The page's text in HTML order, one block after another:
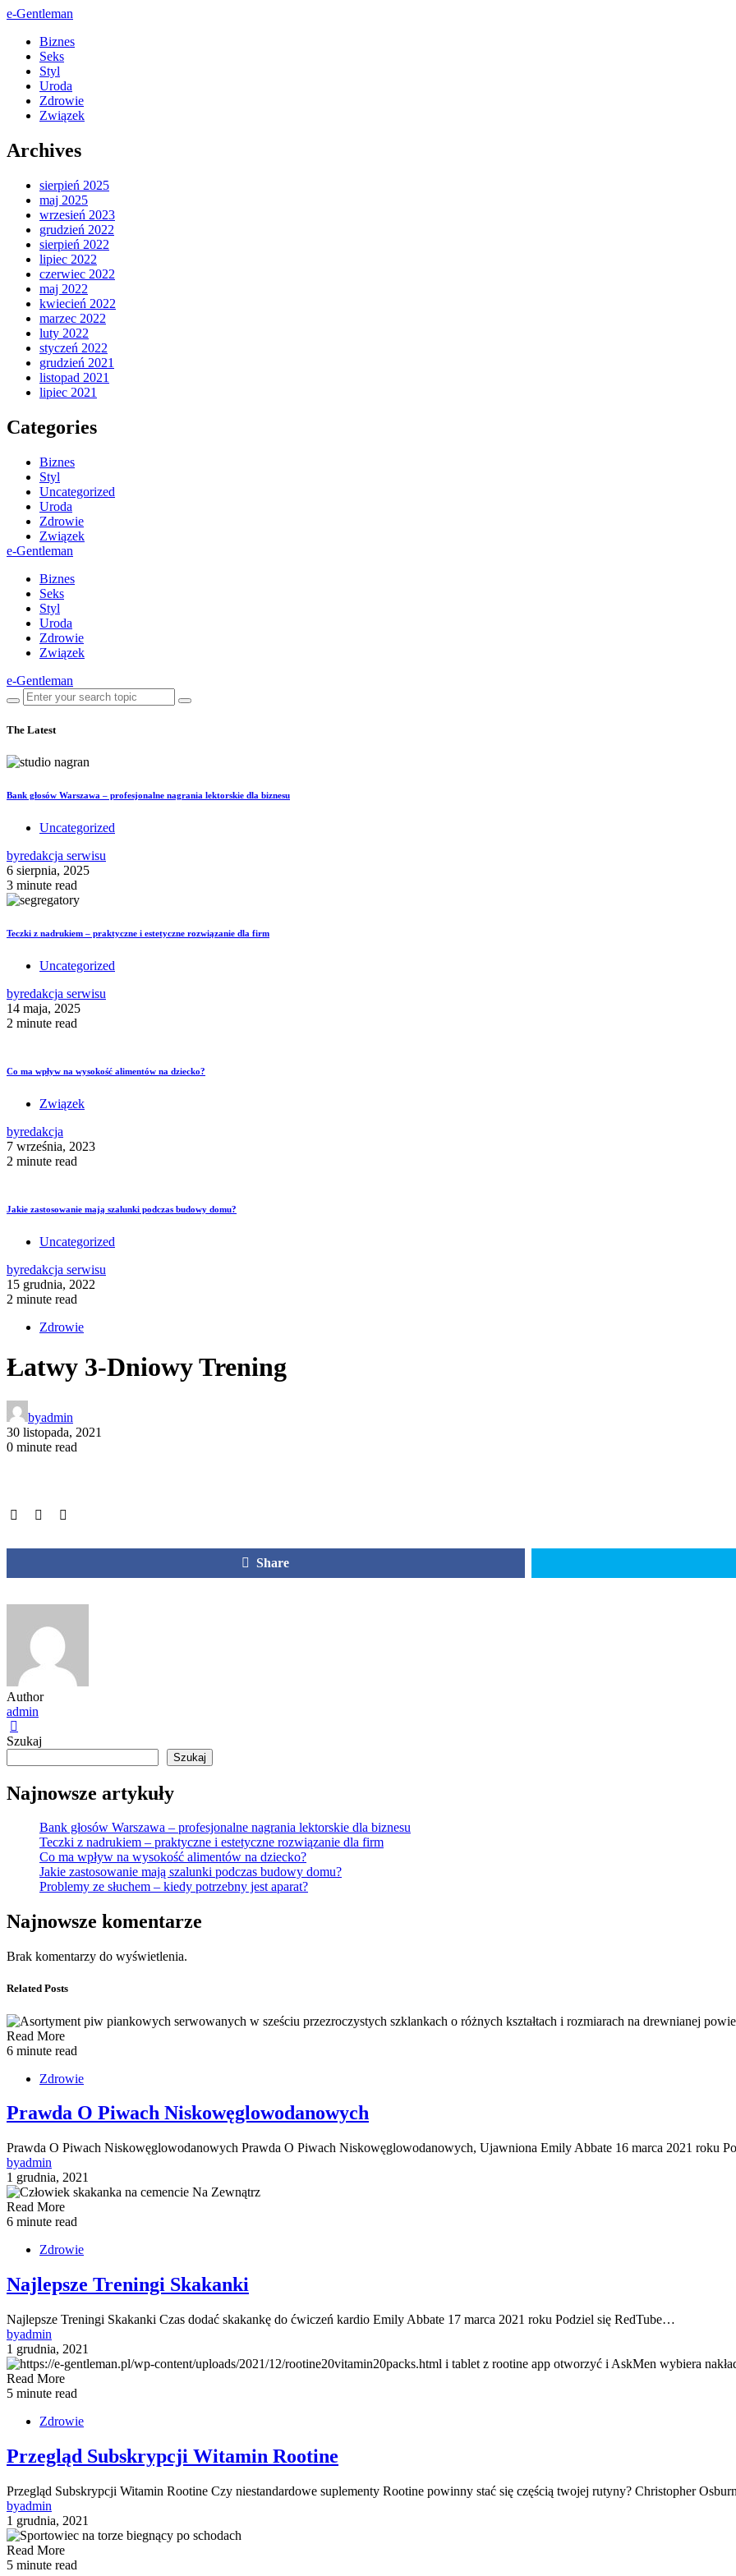
e-Gentleman
Biznes
Seks
Styl
Uroda
Zdrowie
Związek
Archives
sierpień 2025
maj 2025
wrzesień 2023
grudzień 2022
sierpień 2022
lipiec 2022
czerwiec 2022
maj 2022
kwiecień 2022
marzec 2022
luty 2022
styczeń 2022
grudzień 2021
listopad 2021
lipiec 2021
Categories
Biznes
Styl
Uncategorized
Uroda
Zdrowie
Związek
e-Gentleman
Biznes
Seks
Styl
Uroda
Zdrowie
Związek
e-Gentleman
The Latest
Bank głosów Warszawa – profesjonalne nagrania lektorskie dla biznesu
Uncategorized
byredakcja serwisu
6 sierpnia, 2025
3 minute read
Teczki z nadrukiem – praktyczne i estetyczne rozwiązanie dla firm
Uncategorized
byredakcja serwisu
14 maja, 2025
2 minute read
Co ma wpływ na wysokość alimentów na dziecko?
Związek
byredakcja
7 września, 2023
2 minute read
Jakie zastosowanie mają szalunki podczas budowy domu?
Uncategorized
byredakcja serwisu
15 grudnia, 2022
2 minute read
Zdrowie
Łatwy 3-Dniowy Trening
byadmin
30 listopada, 2021
0 minute read
Share
Author
admin
Szukaj
Szukaj
Najnowsze artykuły
Bank głosów Warszawa – profesjonalne nagrania lektorskie dla biznesu
Teczki z nadrukiem – praktyczne i estetyczne rozwiązanie dla firm
Co ma wpływ na wysokość alimentów na dziecko?
Jakie zastosowanie mają szalunki podczas budowy domu?
Problemy ze słuchem – kiedy potrzebny jest aparat?
Najnowsze komentarze
Brak komentarzy do wyświetlenia.
Related Posts
Read More
6 minute read
Zdrowie
Prawda O Piwach Niskowęglowodanowych
Prawda O Piwach Niskowęglowodanowych Prawda O Piwach Niskowęglowodanowych, Ujawniona Emily Abbate 16 marca 2021 roku
byadmin
1 grudnia, 2021
Read More
6 minute read
Zdrowie
Najlepsze Treningi Skakanki
Najlepsze Treningi Skakanki Czas dodać skakankę do ćwiczeń kardio Emily Abbate 17 marca 2021 roku Podziel się RedTube…
byadmin
1 grudnia, 2021
Read More
5 minute read
Zdrowie
Przegląd Subskrypcji Witamin Rootine
Przegląd Subskrypcji Witamin Rootine Czy niestandardowe suplementy Rootine powinny stać się częścią twojej rutyny? Christopher
byadmin
1 grudnia, 2021
Read More
5 minute read